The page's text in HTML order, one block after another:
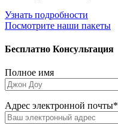
Узнать подробности
Посмотрите наши пакеты
Бесплатно Консультация
Полное имя
Адрес электронной почты*